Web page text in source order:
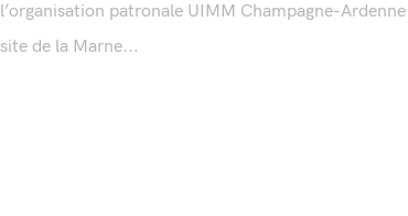
l’organisation patronale UIMM Champagne-Ardenne
site de la Marne...